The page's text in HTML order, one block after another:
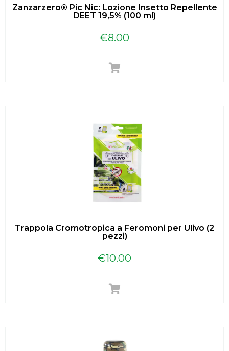
Zanzarzero® Pic Nic: Lozione Insetto Repellente
DEET 19,5% (100 ml)
€8.00
Trappola Cromotropica a Feromoni per Ulivo (2
pezzi)
€10.00